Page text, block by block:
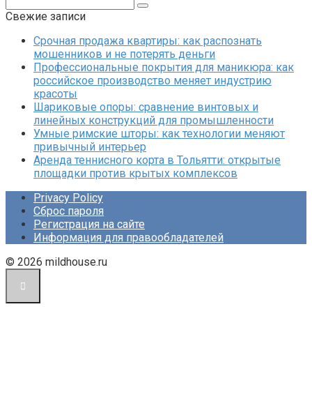
Свежие записи
Срочная продажа квартиры: как распознать
мошенников и не потерять деньги
Профессиональные покрытия для маникюра: как
российское производство меняет индустрию
красоты
Шариковые опоры: сравнение винтовых и
линейных конструкций для промышленности
Умные римские шторы: как технологии меняют
привычный интерьер
Аренда теннисного корта в Тольятти: открытые
площадки против крытых комплексов
Privacy Policy
Сброс пароля
Регистрация на сайте
Информация для правообладателей
© 2026 mildhouse.ru